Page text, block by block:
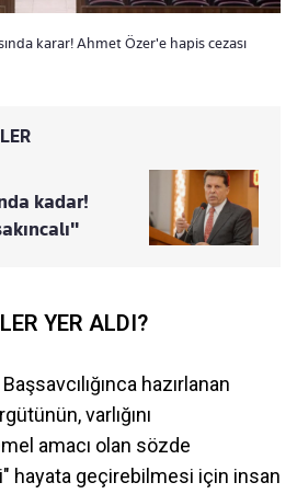
karar! Ahmet Özer'e hapis cezası
kadar!
YER ALDI?
hazırlanan
varlığını
amacı olan sözde
hayata geçirebilmesi için insan